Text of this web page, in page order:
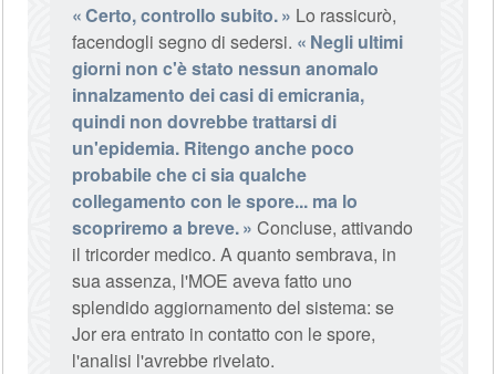
Certo, controllo subito.
Lo rassicurò,
facendogli segno di sedersi.
Negli ultimi
giorni non c'è stato nessun anomalo
innalzamento dei casi di emicrania,
quindi non dovrebbe trattarsi di
un'epidemia. Ritengo anche poco
probabile che ci sia qualche
collegamento con le spore... ma lo
scopriremo a breve.
Concluse, attivando
il tricorder medico. A quanto sembrava, in
sua assenza, l'MOE aveva fatto uno
splendido aggiornamento del sistema: se
Jor era entrato in contatto con le spore,
l'analisi l'avrebbe rivelato.